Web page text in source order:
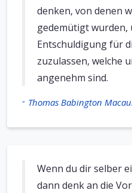
denken, von denen
gedemütigt wurden,
Entschuldigung für
zuzulassen, welche
angenehm sind.
- Thomas Babington
Wenn du dir selber
dann denk an die